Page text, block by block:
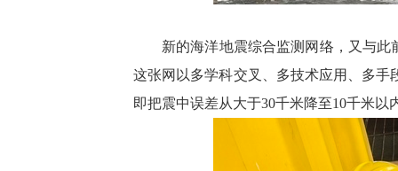
新的海洋地震综合监测网络，又与此
这张网以多学科交叉、多技术应用、多
即把震中误差从大于30千米降至10千米以